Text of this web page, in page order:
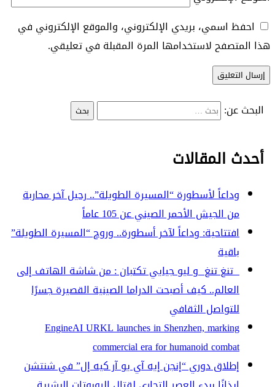
احفظ اسمي، بريدي الإلكتروني، والموقع الإلكتروني في
هذا المتصفح لاستخدامها المرة المقبلة في تعليقي.
البحث عن:
أحدث المقالات
وداعاً لأسطورة “المسيرة الطويلة”.. رحيل آخر محاربة
من الجيش الأحمر الصيني عن 105 عاماً
افتتاحية: وداعاً لآخر أسطورة.. وروح “المسيرة الطويلة”
باقية
تنغ تنغ و ليو جيايي تكتبان : من شاشة الهاتف إلى
العالم.. كيف أصبحت الدراما الصينية القصيرة جسرًا
للتواصل الثقافي
EngineAI URKL launches in Shenzhen, marking
commercial era for humanoid combat
إطلاق دوري “إنجن إيه آي يو آر كيه إل” في شنتشن